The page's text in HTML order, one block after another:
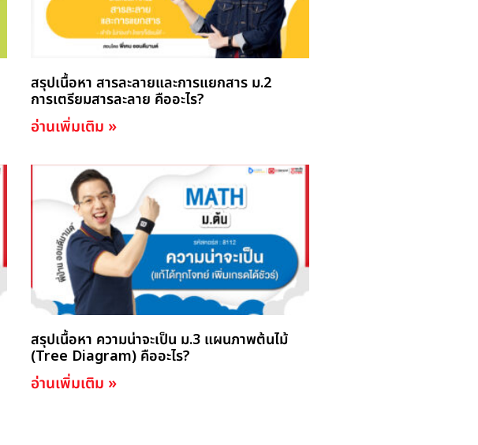
สรุปเนื้อหา สารละลายและการแยกสาร ม.2
การเตรียมสารละลาย คืออะไร?
อ่านเพิ่มเติม »
สรุปเนื้อหา ความน่าจะเป็น ม.3 แผนภาพต้นไม้
(Tree Diagram) คืออะไร?
อ่านเพิ่มเติม »